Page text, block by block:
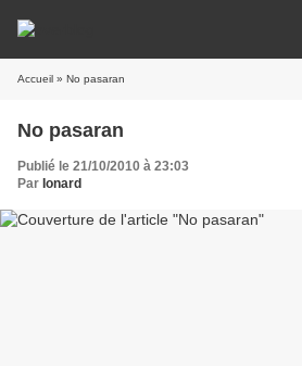
Accueil » No pasaran
No pasaran
Publié le 21/10/2010 à 23:03
Par Ionard